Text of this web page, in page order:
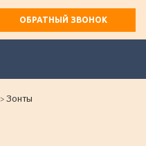
ОБРАТНЫЙ ЗВОНОК
Зонты